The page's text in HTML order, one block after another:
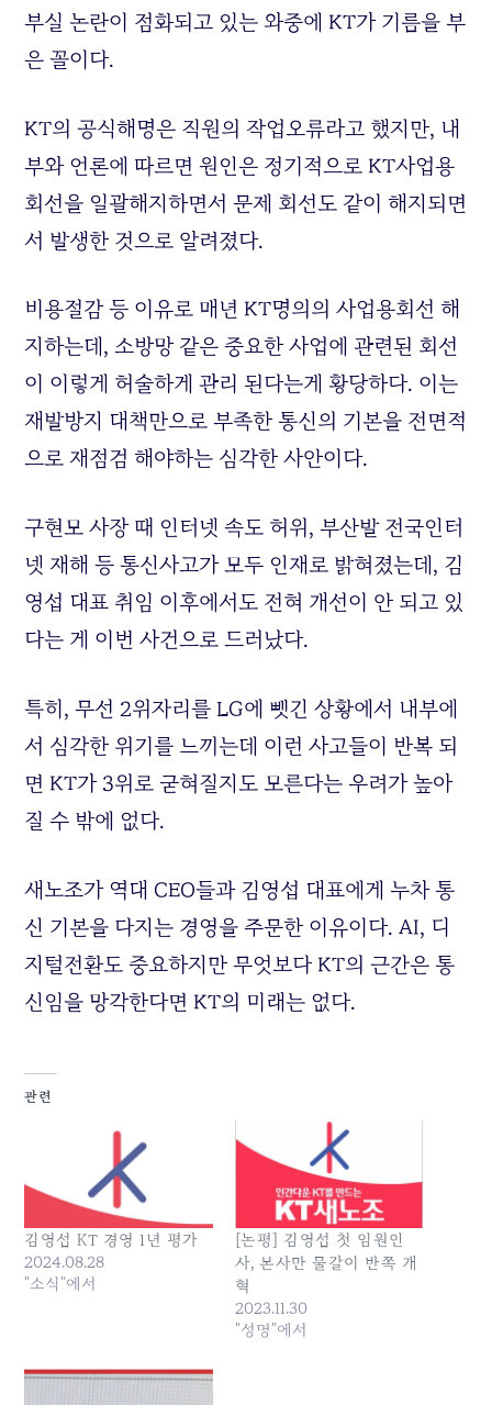
부실 논란이 점화되고 있는 와중에 KT가 기름을 부
은 꼴이다.
KT의 공식해명은 직원의 작업오류라고 했지만, 내
부와 언론에 따르면 원인은 정기적으로 KT사업용
회선을 일괄해지하면서 문제 회선도 같이 해지되면
서 발생한 것으로 알려졌다.
비용절감 등 이유로 매년 KT명의의 사업용회선 해
지하는데, 소방망 같은 중요한 사업에 관련된 회선
이 이렇게 허술하게 관리 된다는게 황당하다. 이는
재발방지 대책만으로 부족한 통신의 기본을 전면적
으로 재점검 해야하는 심각한 사안이다.
구현모 사장 때 인터넷 속도 허위, 부산발 전국인터
넷 재해 등 통신사고가 모두 인재로 밝혀졌는데, 김
영섭 대표 취임 이후에서도 전혀 개선이 안 되고 있
다는 게 이번 사건으로 드러났다.
특히, 무선 2위자리를 LG에 뺏긴 상황에서 내부에
서 심각한 위기를 느끼는데 이런 사고들이 반복 되
면 KT가 3위로 굳혀질지도 모른다는 우려가 높아
질 수 밖에 없다.
새노조가 역대 CEO들과 김영섭 대표에게 누차 통
신 기본을 다지는 경영을 주문한 이유이다. AI, 디
지털전환도 중요하지만 무엇보다 KT의 근간은 통
신임을 망각한다면 KT의 미래는 없다.
관련
김영섭 KT 경영 1년 평가
2024.08.28
"소식"에서
[논평] 김영섭 첫 임원인
사, 본사만 물갈이 반쪽 개
혁
2023.11.30
"성명"에서